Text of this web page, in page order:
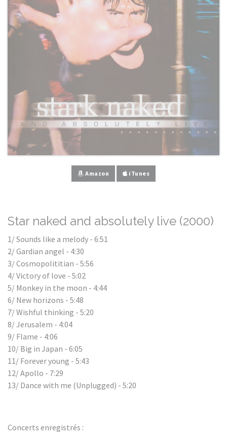
Amazon iTunes
Star naked and absolutely live (2000)
1/ Sounds like a melody - 6:51
2/ Gardian angel - 4:30
3/ Cosmopolititian - 5:56
4/ Victory of love - 5:02
5/ Monkey in the moon - 4:44
6/ New horizons - 5:48
7/ Wishful thinking - 5:20
8/ Jerusalem - 4:04
9/ Flame - 4:06
10/ Big in Japan - 6:05
11/ Forever young - 5:43
12/ Apollo - 7:29
13/ Dance with me (Unplugged) - 5:20
Concerts enregistrés :